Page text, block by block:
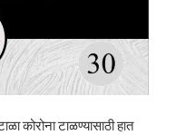
कोरोना टाळण्यासाठी हात